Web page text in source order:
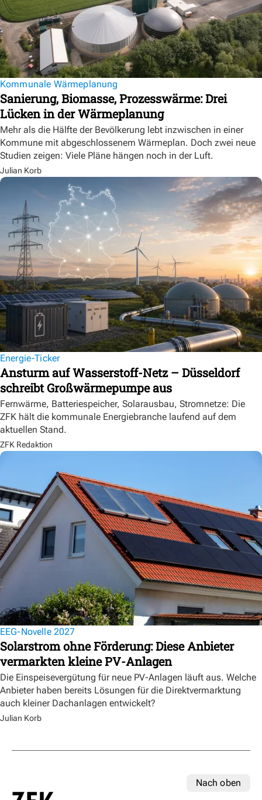
Kommunale Wärmeplanung
Sanierung, Biomasse, Prozesswärme: Drei
Lücken in der Wärmeplanung
Mehr als die Hälfte der Bevölkerung lebt inzwischen in einer
Kommune mit abgeschlossenem Wärmeplan. Doch zwei neue
Studien zeigen: Viele Pläne hängen noch in der Luft.
Julian Korb
Energie-Ticker
Ansturm auf Wasserstoff-Netz – Düsseldorf
schreibt Großwärmepumpe aus
Fernwärme, Batteriespeicher, Solarausbau, Stromnetze: Die
ZFK hält die kommunale Energiebranche laufend auf dem
aktuellen Stand.
ZFK Redaktion
EEG-Novelle 2027
Solarstrom ohne Förderung: Diese Anbieter
vermarkten kleine PV-Anlagen
Die Einspeisevergütung für neue PV-Anlagen läuft aus. Welche
Anbieter haben bereits Lösungen für die Direktvermarktung
auch kleiner Dachanlagen entwickelt?
Julian Korb
Nach oben